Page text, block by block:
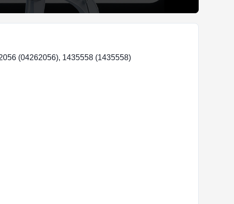
(04262056), 1435558 (1435558)